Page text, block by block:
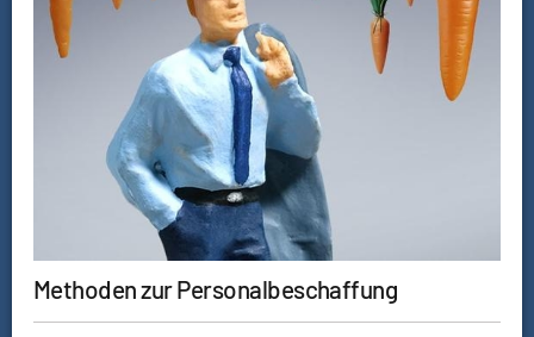
Methoden zur Personalbeschaffung